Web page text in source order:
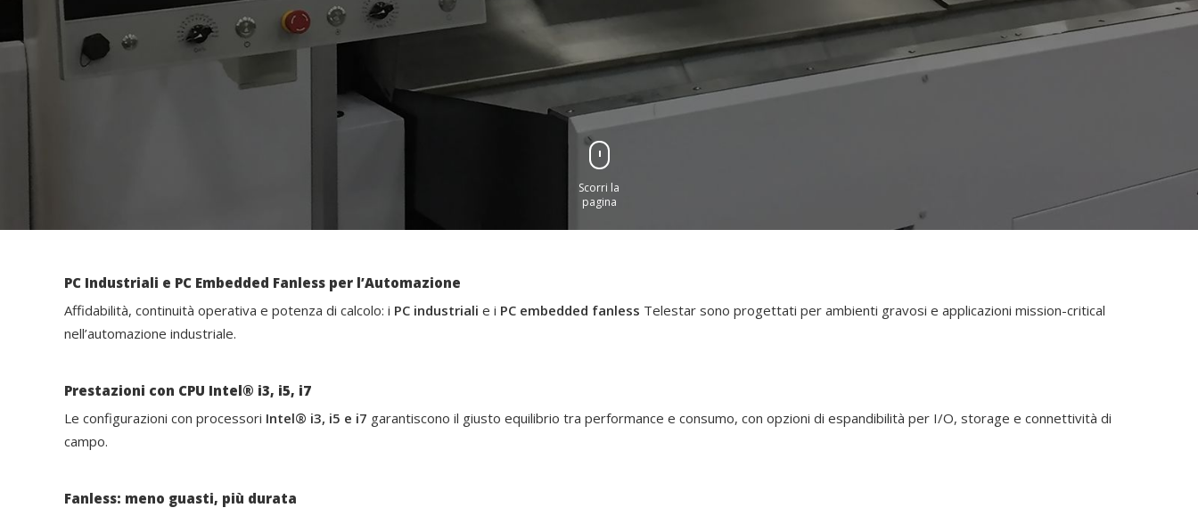
Scorri la
pagina
PC Industriali e PC Embedded Fanless per l’Automazione
Affidabilità, continuità operativa e potenza di calcolo: i PC industriali e i PC embedded fanless Telestar sono progettati per ambienti gravosi e applicazioni mission-critical
nell’automazione industriale.
Prestazioni con CPU Intel® i3, i5, i7
Le configurazioni con processori Intel® i3, i5 e i7 garantiscono il giusto equilibrio tra performance e consumo, con opzioni di espandibilità per I/O, storage e connettività di
campo.
Fanless: meno guasti, più durata